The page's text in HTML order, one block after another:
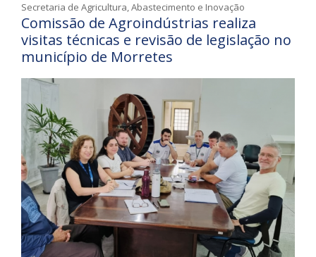
Secretaria de Agricultura, Abastecimento e Inovação
Comissão de Agroindústrias realiza
visitas técnicas e revisão de legislação no
município de Morretes